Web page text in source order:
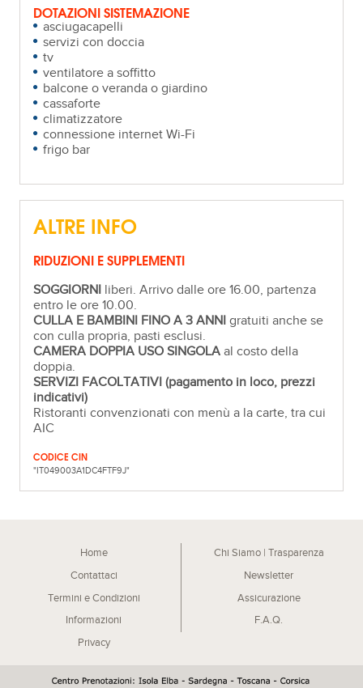
DOTAZIONI SISTEMAZIONE
asciugacapelli
servizi con doccia
tv
ventilatore a soffitto
balcone o veranda o giardino
cassaforte
climatizzatore
connessione internet Wi-Fi
frigo bar
ALTRE INFO
RIDUZIONI E SUPPLEMENTI
SOGGIORNI liberi. Arrivo dalle ore 16.00, partenza
entro le ore 10.00.
CULLA E BAMBINI FINO A 3 ANNI gratuiti anche se
con culla propria, pasti esclusi.
CAMERA DOPPIA USO SINGOLA al costo della
doppia.
SERVIZI FACOLTATIVI (pagamento in loco, prezzi
indicativi)
Ristoranti convenzionati con menù a la carte, tra cui
AIC
CODICE CIN
"IT049003A1DC4FTF9J"
Home
Chi Siamo | Trasparenza
Contattaci
Newsletter
Termini e Condizioni
Assicurazione
Informazioni
F.A.Q.
Privacy